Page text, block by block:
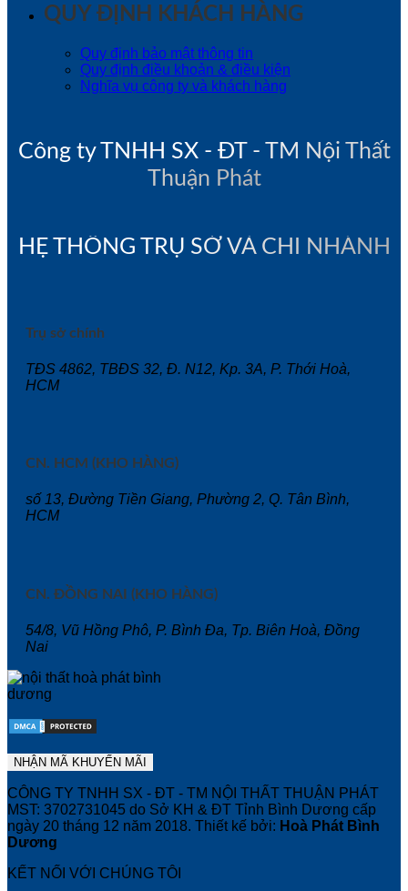
QUY ĐỊNH KHÁCH HÀNG
Quy định bảo mật thông tin
Quy định điều khoản & điều kiện
Nghĩa vụ công ty và khách hàng
Công ty TNHH SX - ĐT - TM Nội Thất
Thuận Phát
HỆ THỐNG TRỤ SỞ VÀ CHI NHÁNH
Trụ sở chính
TĐS 4862, TBĐS 32, Đ. N12, Kp. 3A, P. Thới Hoà,
HCM
CN. HCM (KHO HÀNG)
số 13, Đường Tiền Giang, Phường 2, Q. Tân Bình,
HCM
CN. ĐỒNG NAI (KHO HÀNG)
54/8, Vũ Hồng Phô, P. Bình Đa, Tp. Biên Hoà, Đồng
Nai
CÔNG TY TNHH SX - ĐT - TM NỘI THẤT THUẬN PHÁT
MST: 3702731045 do Sở KH & ĐT Tỉnh Bình Dương cấp
ngày 20 tháng 12 năm 2018. Thiết kế bởi: Hoà Phát Bình
Dương
KẾT NỐI VỚI CHÚNG TÔI